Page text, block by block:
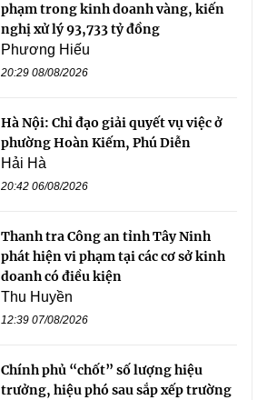
phạm trong kinh doanh vàng, kiến
nghị xử lý 93,733 tỷ đồng
Phương Hiếu
20:29 08/08/2026
Hà Nội: Chỉ đạo giải quyết vụ việc ở
phường Hoàn Kiếm, Phú Diễn
Hải Hà
20:42 06/08/2026
Thanh tra Công an tỉnh Tây Ninh
phát hiện vi phạm tại các cơ sở kinh
doanh có điều kiện
Thu Huyền
12:39 07/08/2026
Chính phủ “chốt” số lượng hiệu
trưởng, hiệu phó sau sắp xếp trường